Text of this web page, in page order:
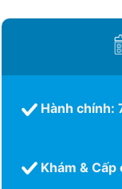
Hành chính:
Khám &